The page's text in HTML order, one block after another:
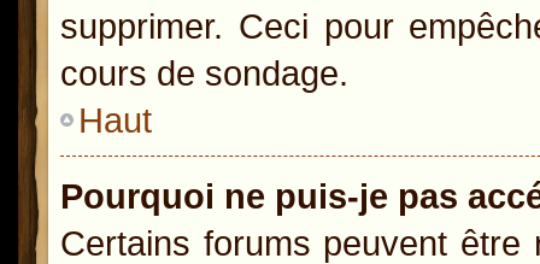
supprimer. Ceci pour
cours de sondage.
Haut
Pourquoi ne puis-je pas
Certains forums peuvent